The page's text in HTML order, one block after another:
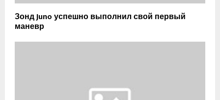
Зонд Juno успешно выполнил свой первый
маневр